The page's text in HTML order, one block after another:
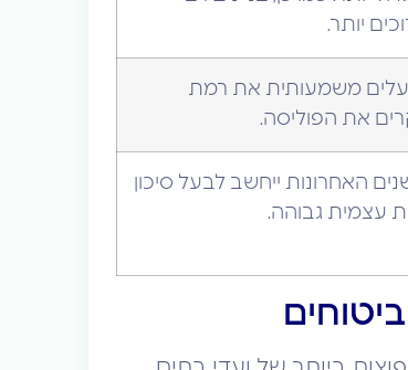
יותר.
מעלים משמעותית את רמת
את הפוליסה.
האחרונות ייחשב לבעל סיכון
עצמית גבוהה.